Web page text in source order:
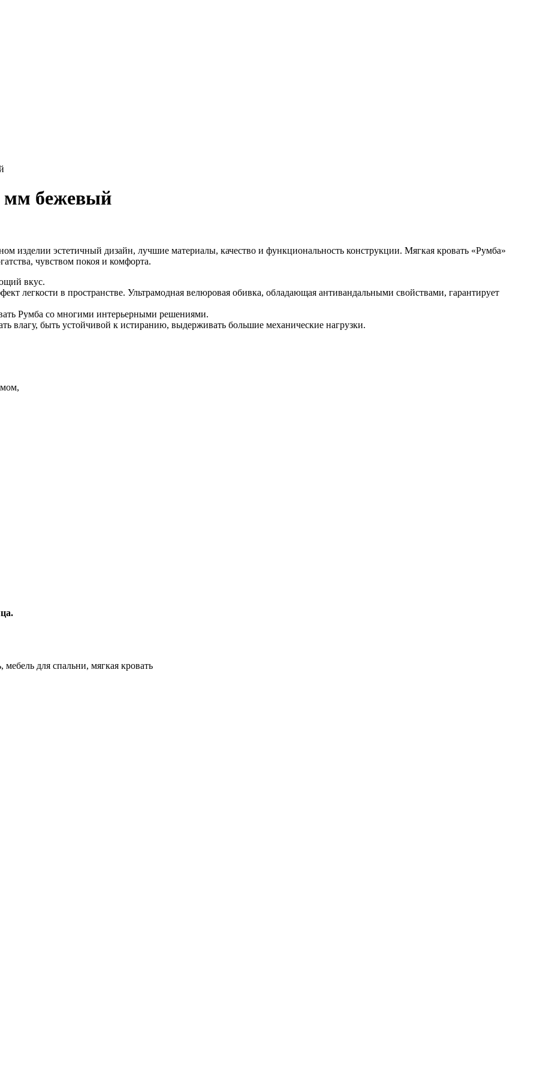
мм бежевый
изделии эстетичный дизайн, лучшие материалы, качество и функциональность конструкции. Мягкая кровать «Румба»
чувством покоя и комфорта.
вкус.
легкости в пространстве. Ультрамодная велюровая обивка, обладающая антивандальными свойствами, гарантирует
Румба со многими интерьерными решениями.
влагу, быть устойчивой к истиранию, выдерживать большие механические нагрузки.
мебель для спальни, мягкая кровать